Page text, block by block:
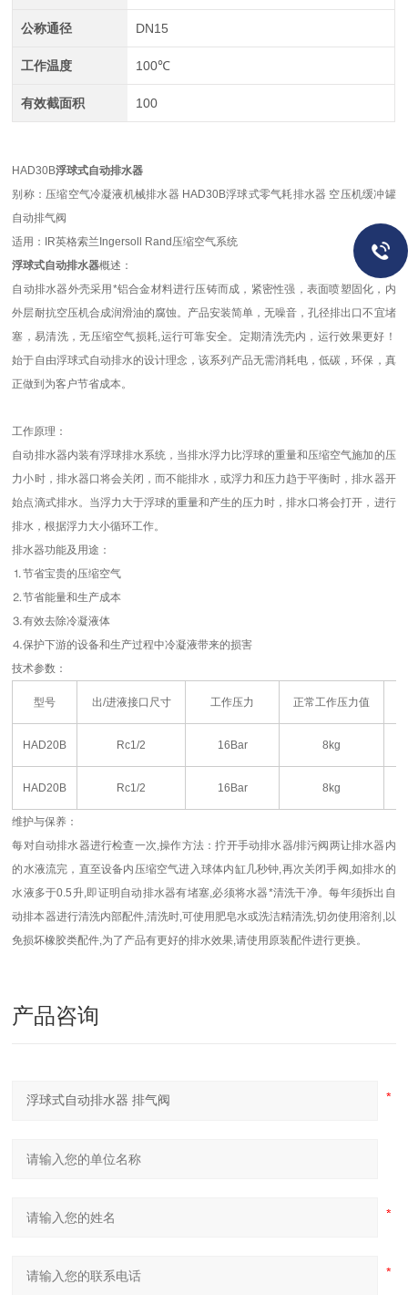
公称通径 DN15
工作温度 100℃
有效截面积 100
HAD30B浮球式自动排水器
别称：压缩空气冷凝液机械排水器 HAD30B浮球式零气耗排水器 空压机缓冲罐
自动排气阀
适用：IR英格索兰Ingersoll Rand压缩空气系统
浮球式自动排水器概述：
自动排水器外壳采用*铝合金材料进行压铸而成，紧密性强，表面喷塑固化，内
外层耐抗空压机合成润滑油的腐蚀。产品安装简单，无噪音，孔径排出口不宜堵
塞，易清洗，无压缩空气损耗,运行可靠安全。定期清洗壳内，运行效果更好！
始于自由浮球式自动排水的设计理念，该系列产品无需消耗电，低碳，环保，真
正做到为客户节省成本。
工作原理：
自动排水器内装有浮球排水系统，当排水浮力比浮球的重量和压缩空气施加的压
力小时，排水器口将会关闭，而不能排水，或浮力和压力趋于平衡时，排水器开
始点滴式排水。当浮力大于浮球的重量和产生的压力时，排水口将会打开，进行
排水，根据浮力大小循环工作。
排水器功能及用途：
⒈节省宝贵的压缩空气
⒉节省能量和生产成本
⒊有效去除冷凝液体
⒋保护下游的设备和生产过程中冷凝液带来的损害
技术参数：
型号 出/进液接口尺寸 工作压力 正常工作压力值
HAD20B Rc1/2 16Bar 8kg
HAD20B Rc1/2 16Bar 8kg
维护与保养：
每对自动排水器进行检查一次,操作方法：拧开手动排水器/排污阀两让排水器内
的水液流完，直至设备内压缩空气进入球体内缸几秒钟,再次关闭手阀,如排水的
水液多于0.5升,即证明自动排水器有堵塞,必须将水器*清洗干净。每年须拆出自
动排本器进行清洗内部配件,清洗时,可使用肥皂水或洗洁精清洗,切勿使用溶剂,以
免损坏橡胶类配件,为了产品有更好的排水效果,请使用原装配件进行更换。
产品咨询